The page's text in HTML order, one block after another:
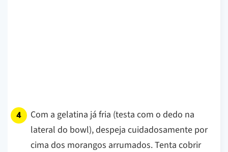
Com a gelatina já fria (testa com o dedo na
lateral do bowl), despeja cuidadosamente por
cima dos morangos arrumados. Tenta cobrir